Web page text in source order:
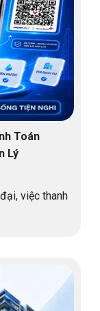
Toán
Lý
việc thanh